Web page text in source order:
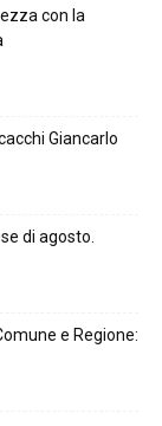
con la
Giancarlo
di agosto.
e Regione: